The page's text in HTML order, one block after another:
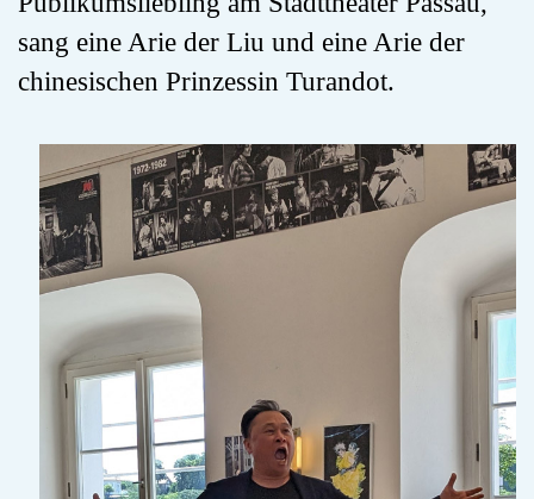
sang eine Arie der Liu und eine Arie der
chinesischen Prinzessin Turandot.